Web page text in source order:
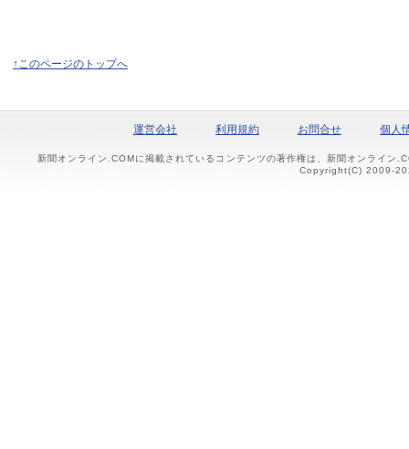
↑このページのトップへ
運営会社 利用規約 お問合せ 個人
新聞オンライン.COMに掲載されているコンテンツの著作権は、新聞オンライン
Copyright(C) 2009-